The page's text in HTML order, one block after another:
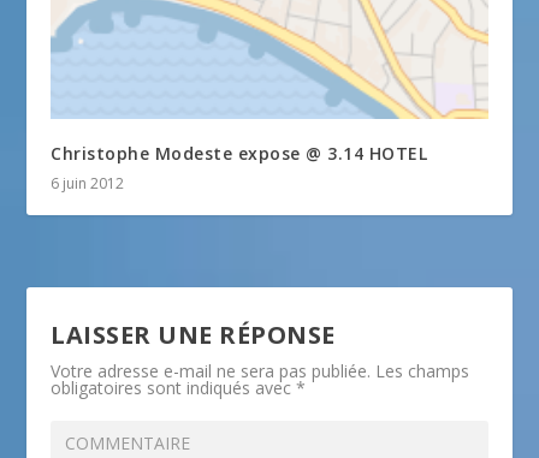
Christophe Modeste expose @ 3.14 HOTEL
6 juin 2012
LAISSER UNE RÉPONSE
Votre adresse e-mail ne sera pas publiée. Les champs
obligatoires sont indiqués avec*